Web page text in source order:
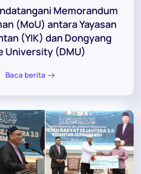
Memorandum
(MoU) antara Yayasan
(YIK) dan Dongyang
University (DMU)
Baca berita